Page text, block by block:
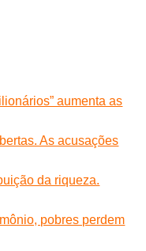
aumenta as
As acusações
da riqueza.
pobres perdem